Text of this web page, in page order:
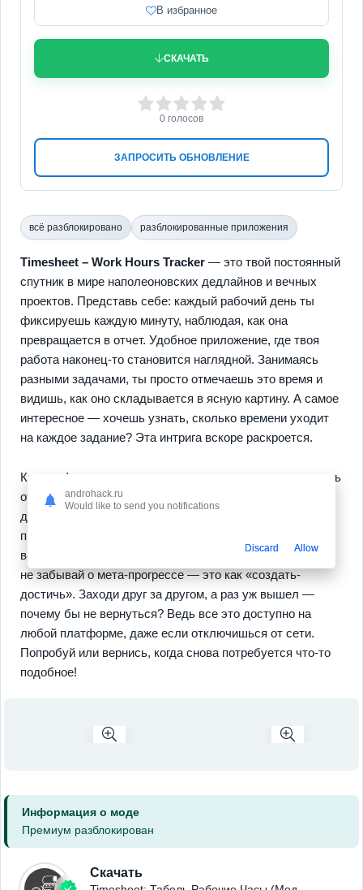
В избранное
СКАЧАТЬ
ЗАПРОСИТЬ ОБНОВЛЕНИЕ
3 4 5
0 голосов
всё разблокировано разблокированные приложения
Timesheet – Work Hours Tracker — это твой постоянный
спутник в мире наполеоновских дедлайнов и вечных
проектов. Представь себе: каждый рабочий день ты
фиксируешь каждую минуту, наблюдая, как она
превращается в отчет. Удобное приложение, где твоя
работа наконец-то становится наглядной. Занимаясь
разными задачами, ты просто отмечаешь это время и
видишь, как оно складывается в ясную картину. А самое
интересное — хочешь узнать, сколько времени уходит
на каждое задание? Эта интрига вскоре раскроется.
Крутая фишка приложения — его умение легко выдавать
отчеты и показывать «на пальцах», сколько ты
действительно потратил времени там, где стоит. Это
прозрачность, о которой ты мечтал. И вот еще: есть
возможность организовывать работу по клиентам. Да и
не забывай о мета-прогрессе — это как «создать-
достичь». Заходи друг за другом, а раз уж вышел —
почему бы не вернуться? Ведь все это доступно на
любой платформе, даже если отключишься от сети.
Попробуй или вернись, когда снова потребуется что-то
подобное!
Информация о моде
Премиум разблокирован
Скачать
androhack.ru
Would like to send you notifications
Discard Allow